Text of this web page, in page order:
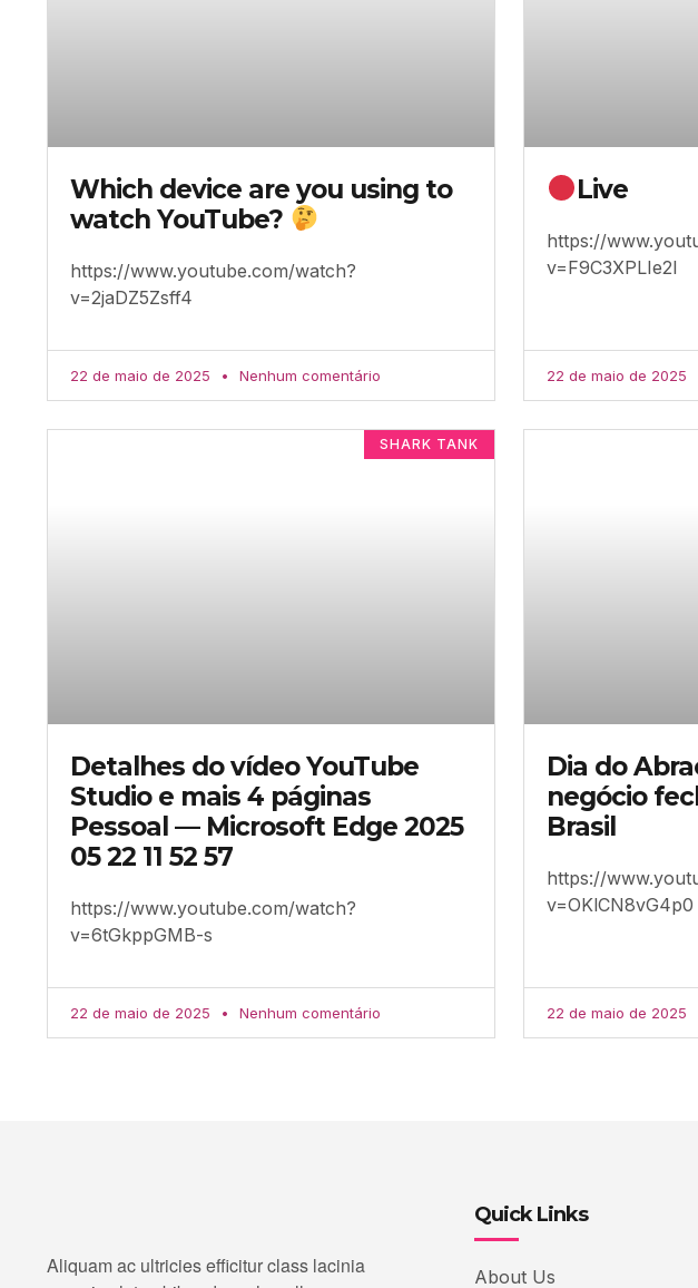
Which device are you using to
watch YouTube?
https://www.youtube.com/watch?
v=2jaDZ5Zsff4
22 de maio de 2025 Nenhum comentário
Live
https://
v=F9C3XPLIe2I
22 de maio de 2025
SHARK TANK
Detalhes do vídeo YouTube
Studio e mais 4 páginas
Pessoal — Microsoft​ Edge 2025
05 22 11 52 57
https://www.youtube.com/watch?
v=6tGkppGMB-s
22 de maio de 2025 Nenhum comentário
Dia do
negócio
Brasil
https://
v=OKlCN8vG4p0
22 de maio de 2025
Aliquam ac ultricies efficitur class lacinia
Quick Links
About Us